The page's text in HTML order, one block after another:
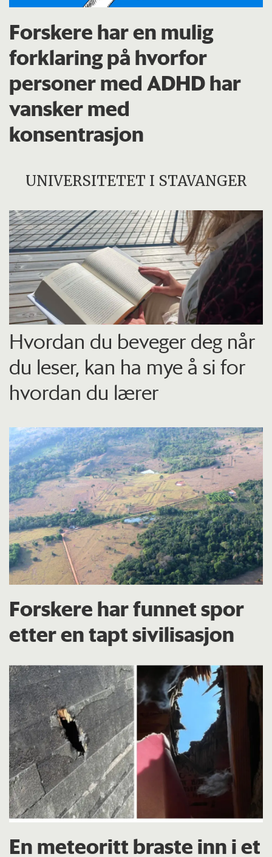
Forskere har en mulig
forklaring på hvorfor
personer med ADHD har
vansker med
konsentrasjon
UNIVERSITETET I STAVANGER
Hvordan du beveger deg når
du leser, kan ha mye å si for
hvordan du lærer
Forskere har funnet spor
etter en tapt sivilisasjon
En meteoritt braste inn i et